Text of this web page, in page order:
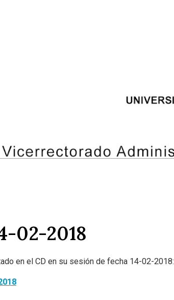
02-2018
en el CD en su sesión de fecha 14-02-2018: